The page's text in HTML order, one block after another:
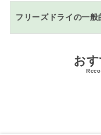
フリーズドライの一般
お